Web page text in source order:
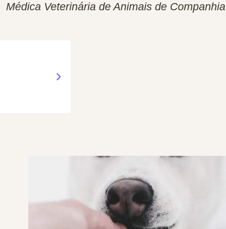
Médica Veterinária de Animais de Companhia